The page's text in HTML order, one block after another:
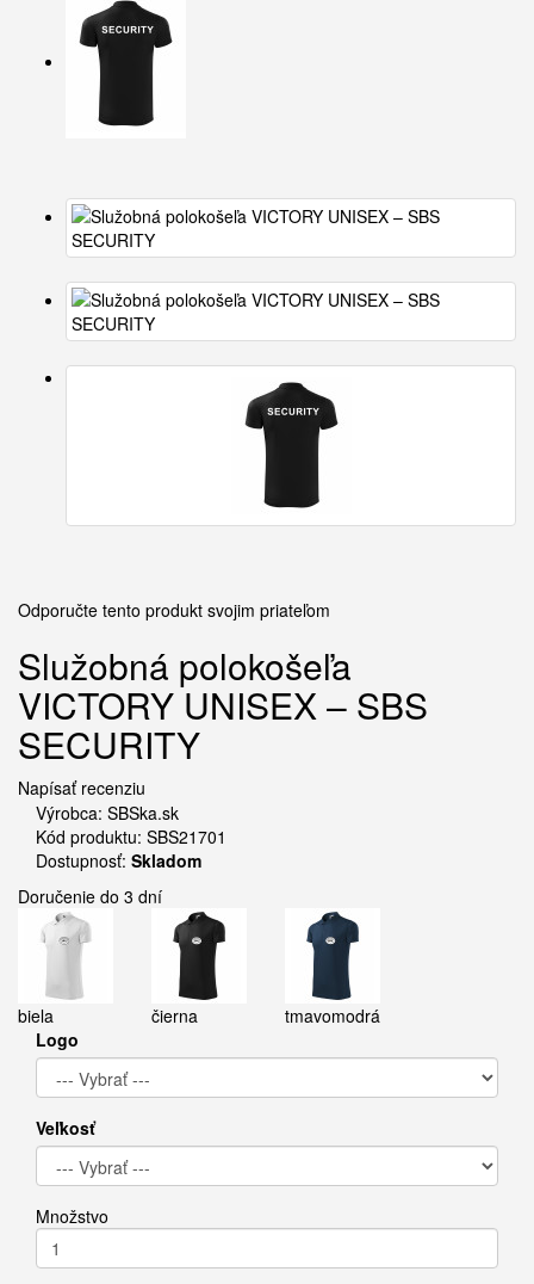
Odporučte tento produkt svojim priateľom
Služobná polokošeľa
VICTORY UNISEX – SBS
SECURITY
Napísať recenziu
Výrobca: SBSka.sk
Kód produktu: SBS21701
Dostupnosť: Skladom
Doručenie do 3 dní
biela čierna
tmavomodrá
Logo
Veľkosť
Množstvo